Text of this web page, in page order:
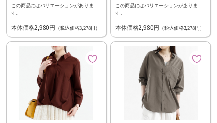
この商品にはバリエーションがありま
す。
本体価格2,980円 （税込価格3,278円）
この商品にはバリエーションがありま
す。
本体価格2,980円 （税込価格3,278円）